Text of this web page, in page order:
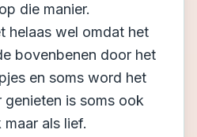
die manier.
helaas wel omdat het
bovenbenen door het
en soms word het
genieten is soms ook
als lief.